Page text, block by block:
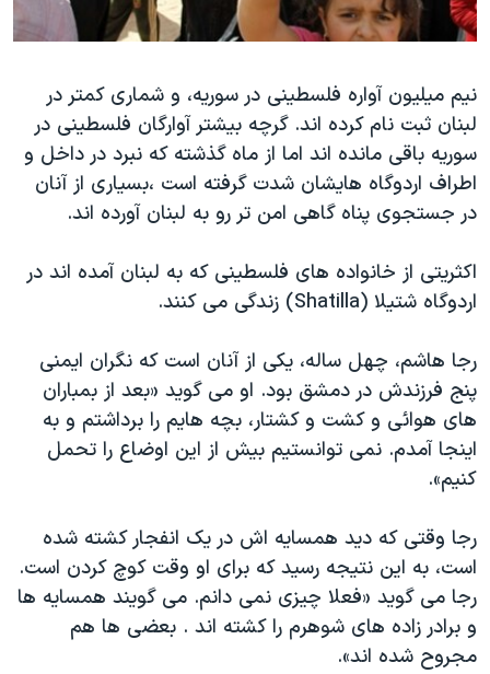
فرهنگ و زندگی
اقتصادی
علم و فناوری
اسرائیل در جنگ
گالری عکس
مستندها
حمله جمهوری اسلامی به اسرائیل
رمز مهسا
ورزش زنان در ایران
اعتراضات زن، زندگی، آزادی
تریبونال مردمی آبان ۹۸
چهل سال گروگان‌گیری
قانون شفافیت دارائی کادر رهبری ایران
اعتراضات مردمی آبان ۹۸
اسرائیل در جنگ
نرگس محمدی برنده جایزه نوبل صلح
همایش محافظه‌کاران آمریکا «سی‌پک»
صفحه‌های ویژه
سفر پرزیدنت ترامپ به چین
دنبال کنید
زبانهای مختلف
نیم میلیون آواره فلسطینی در سوریه، و شماری کمتر در
لبنان ثبت نام کرده اند. گرچه بیشتر آوارگان فلسطینی در
سوریه باقی مانده اند اما از ماه گذشته که نبرد در داخل و
اطراف اردوگاه هایشان شدت گرفته است ،بسیاری از آنان
در جستجوی پناه گاهی امن تر رو به لبنان آورده اند.
اکثریتی از خانواده های فلسطینی که به لبنان آمده اند در
اردوگاه شتیلا (Shatilla) زندگی می کنند.
رجا هاشم، چهل ساله، یکی از آنان است که نگران ایمنی
پنج فرزندش در دمشق بود. او می گوید «بعد از بمباران
های هوائی و کشت و کشتار، بچه هایم را برداشتم و به
اینجا آمدم. نمی توانستیم بیش از این اوضاع را تحمل
کنیم».
رجا وقتی که دید همسایه اش در یک انفجار کشته شده
است، به این نتیجه رسید که برای او وقت کوچ کردن است.
رجا می گوید «فعلا چیزی نمی دانم. می گویند همسایه ها
و برادر زاده های شوهرم را کشته اند . بعضی ها هم
مجروح شده اند».